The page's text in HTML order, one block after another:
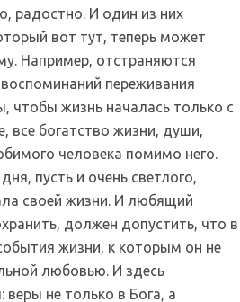
радостно. И один из них
вот тут, теперь может
Например, отстраняются
переживания
чтобы жизнь началась только с
все богатство жизни, души,
человека помимо него.
пусть и очень светлого,
своей жизни. И любящий
должен допустить, что в
жизни, к которым он не
любовью. И здесь
не только в Бога, а